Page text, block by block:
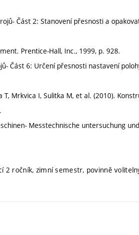
Část 2: Stanovení přesnosti a
Prentice-Hall, Inc., 1999, p. 928.
Část 6: Určení přesnosti nastavení
T, Mrkvica I, Sulitka M, et al. (2010).
Messtechnische untersuchung
2 ročník, zimní semestr, povinně